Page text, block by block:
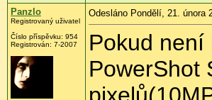
Panzlo
Registrovaný uživatel
Číslo příspěvku: 954
Registrován: 7-2007
Odesláno Pondělí, 21. února
Pokud není
PowerShot